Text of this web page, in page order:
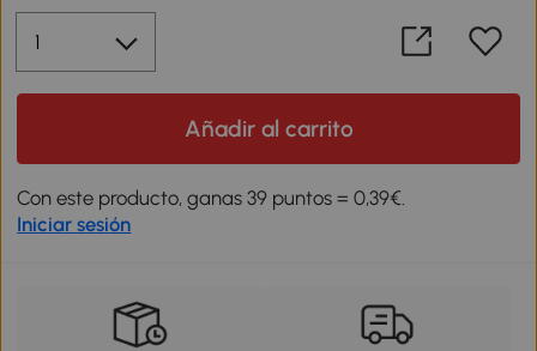
Añadir al carrito
Con este producto, ganas 39 puntos = 0,39€.
Iniciar sesión